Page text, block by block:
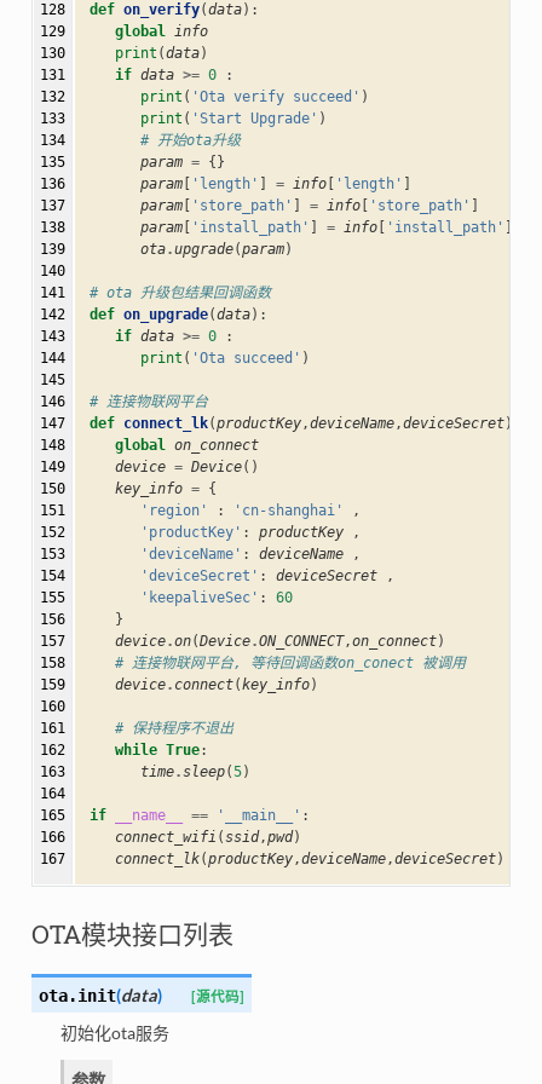
128
129
130
131
132
133
134
135
136
137
138
139
140
141
142
143
144
145
146
147
148
149
150
151
152
153
154
155
156
157
158
159
160
161
162
163
164
165
166
167
def on_verify(data):
global info
print (data)
if data >= 0
:
print ( 'Ota verify succeed' )
print ( 'Start Upgrade' )
# 开始ota升级
param = {}
param[ 'length' = info[ 'length'
param[ 'store_path' = info[ 'store_path'
param[ 'install_path' = info[ 'install_path'
ota.upgrade(param)
# ota 升级包结果回调函数
def on_upgrade(data):
if data >= 0
:
print ( 'Ota succeed' )
# 连接物联网平台
def connect_lk(productKey,deviceName,deviceSecret):
global on_connect
device = Device()
key_info = {
'region'
: 'cn-shanghai'
,
'productKey' : productKey
,
'deviceName' : deviceName
,
'deviceSecret' : deviceSecret
,
'keepaliveSec' :
60
}
device.on(Device.ON_CONNECT,on_connect)
# 连接物联网平台, 等待回调函数on_conect 被调用
device. connect(key_info)
# 保持程序不退出
while True:
time.sleep(5)
if __name__ == '__main__' :
connect_wifi (ssid,pwd)
connect_lk(productKey,deviceName,deviceSecret)
OTA模块接口列表
ota.init(data) [源代码]
初始化ota服务